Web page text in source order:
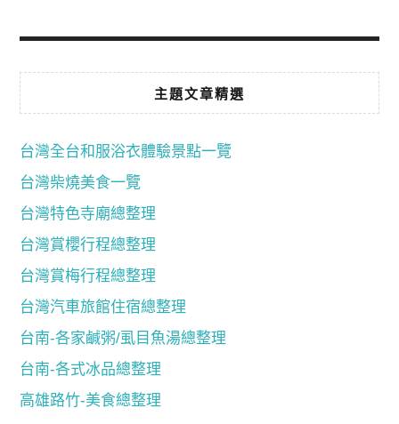
主題文章精選
台灣全台和服浴衣體驗景點一覽
台灣柴燒美食一覽
台灣特色寺廟總整理
台灣賞櫻行程總整理
台灣賞梅行程總整理
台灣汽車旅館住宿總整理
台南-各家鹹粥/虱目魚湯總整理
台南-各式冰品總整理
高雄路竹-美食總整理